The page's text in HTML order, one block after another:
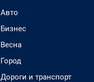
Авто
Бизнес
Весна
Город
Дороги и транспорт